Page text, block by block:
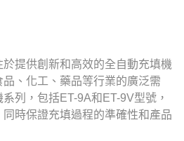
提供創新和高效的全自動充填機
、化工、藥品等行業的廣泛需
列，包括ET-9A和ET-9V型號，
時保證充填過程的準確性和產品